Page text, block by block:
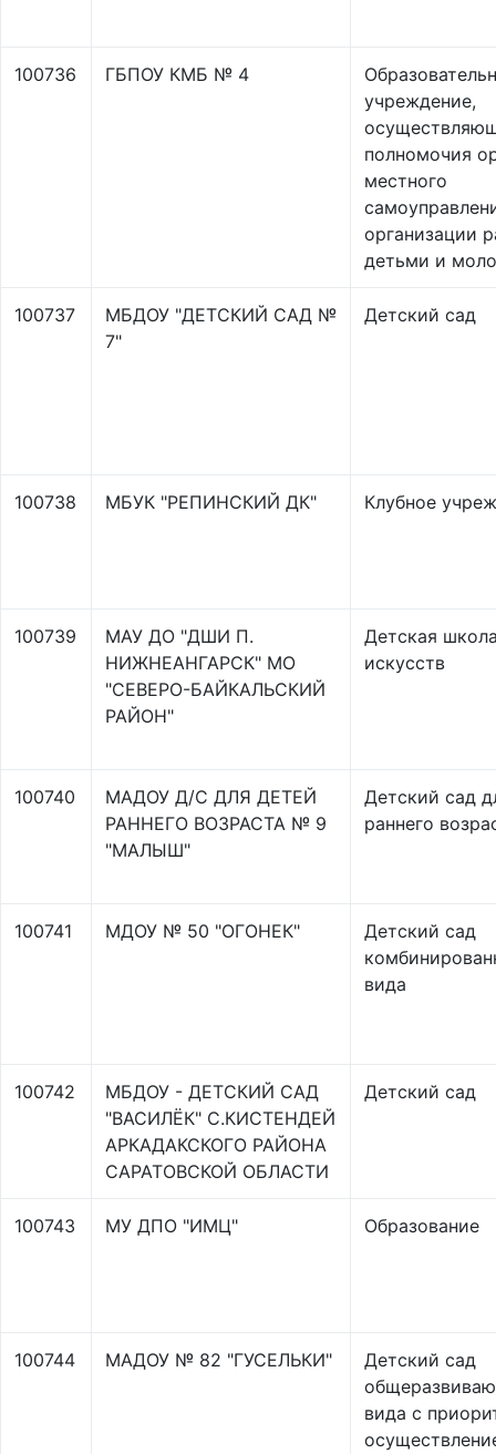
100736 ГБПОУ КМБ № 4
учреждение,
полномочия
местного
организации
детьми и
100737
МБДОУ "ДЕТСКИЙ САД №
7"
Детский сад
100738 МБУК "РЕПИНСКИЙ ДК" Клубное
100739
МАУ ДО "ДШИ П.
НИЖНЕАНГАРСК" МО
"СЕВЕРО-БАЙКАЛЬСКИЙ
РАЙОН"
Детская
искусств
100740
МАДОУ Д/С ДЛЯ ДЕТЕЙ
РАННЕГО ВОЗРАСТА № 9
"МАЛЫШ"
Детский сад
раннего
100741 МДОУ № 50 "ОГОНЕК"
Детский сад
вида
100742
МБДОУ - ДЕТСКИЙ САД
"ВАСИЛЁК" С.КИСТЕНДЕЙ
АРКАДАКСКОГО РАЙОНА
САРАТОВСКОЙ ОБЛАСТИ
Детский сад
100743 МУ ДПО "ИМЦ" Образование
100744 МАДОУ № 82 "ГУСЕЛЬКИ"
Детский сад
вида с